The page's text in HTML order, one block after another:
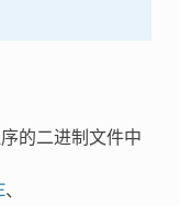
的二进制文件中
、